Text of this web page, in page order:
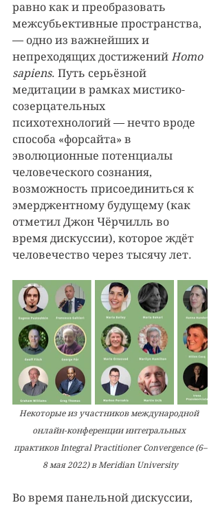
равно как и преобразовать
межсубьективные пространства,
— одно из важнейших и
непреходящих достижений Homo
sapiens. Путь серьёзной
медитации в рамках мистико-
созерцательных
психотехнологий — нечто вроде
способа «форсайта» в
эволюционные потенциалы
человеческого сознания,
возможность присоединиться к
эмерджентному будущему (как
отметил Джон Чёрчилль во
время дискуссии), которое ждёт
человечество через тысячу лет.
Некоторые из участников международной
онлайн-конференции интегральных
практиков Integral Practitioner Convergence (6–
8 мая 2022) в Meridian University
Во время панельной дискуссии,